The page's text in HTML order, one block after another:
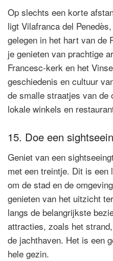
Op slechts een korte
ligt Vilafranca del
gelegen in het hart van de
je genieten van prachtige
Francesc-kerk en het
geschiedenis en cultuur
de smalle straatjes van de
lokale winkels en
15. Doe een
Geniet van een
met een treintje. Dit is een
om de stad en de
genieten van het uitzicht
langs de belangrijkste
attracties, zoals het
de jachthaven. Het is een
hele gezin.